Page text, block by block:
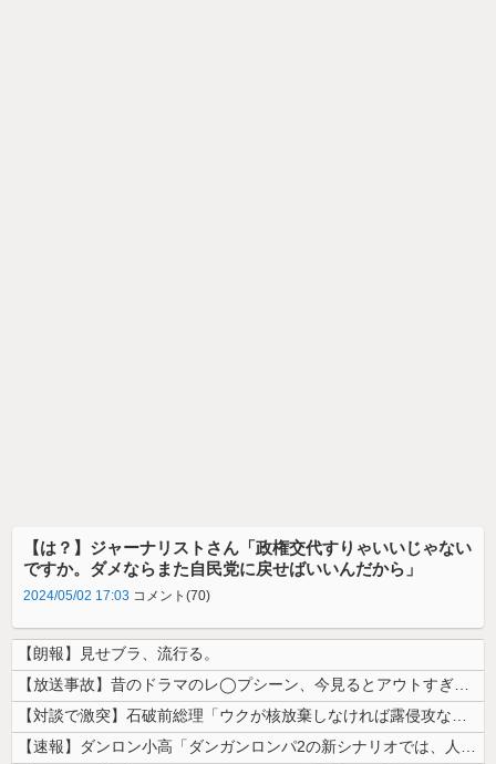
【は？】ジャーナリストさん「政権交代すりゃいいじゃない
ですか。ダメならまた自民党に戻せばいいんだから」
2024/05/02 17:03 コメント(70)
【朗報】見せブラ、流行る。
【放送事故】昔のドラマのレ◯プシーン、今見るとアウトすぎる・・・
【対談で激突】石破前総理「ウクが核放棄しなければ露侵攻なかった」 湯崎...
【速報】ダンロン小高「ダンガンロンパ2の新シナリオでは、人気キャラも殺...